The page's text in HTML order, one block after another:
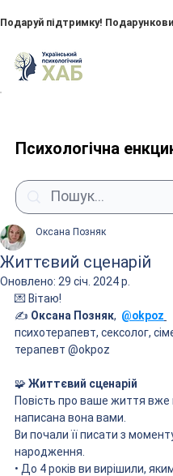
Подаруй підтримку!
Психологічна
Життєвий сценарій
Оксана Позняк
Оновлено: 29 січ. 2024 р.
💌 Вітаю!
✍️ Оксана Позняк, @okpoz
психотерапевт, сексолог,
терапевт @okpoz
🧩 Життєвий сценарій
Повість про ваше життя вже
написана вона вами.
Ви почали її писати з
народження.
• До 4 років ви вирішили,